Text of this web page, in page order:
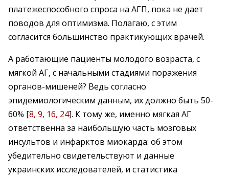
платежеспособного спроса на АГП, пока не дает
поводов для оптимизма. Полагаю, с этим
согласится большинство практикующих врачей.
А работающие пациенты молодого возраста, с
мягкой АГ, с начальными стадиями поражения
органов-мишеней? Ведь согласно
эпидемиологическим данным, их должно быть 50-
60% [8, 9, 16, 24]. К тому же, именно мягкая АГ
ответственна за наибольшую часть мозговых
инсультов и инфарктов миокарда: об этом
убедительно свидетельствуют и данные
украинских исследователей, и статистика